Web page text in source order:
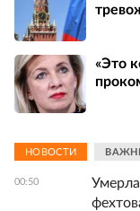
«Это
НОВОСТИ
00:50